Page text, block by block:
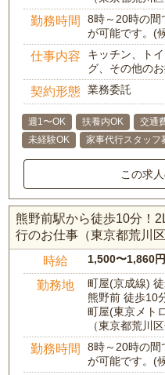
勤務時間
8時～20時の間
が可能です。(
仕事内容
キッチン、ト
グ、その他の
契約形態 業務委託
週1〜OK 扶養内OK 交通
未経験OK
家事代行スタッフ
この求
熊野前駅から徒歩10分！
行のお仕事（東京都荒川区
時給 1,500〜1,860円
勤務地
町屋(京成線)
熊野前 徒歩10
町屋(東京メト
（東京都荒川区
勤務時間
8時～20時の間
が可能です。(